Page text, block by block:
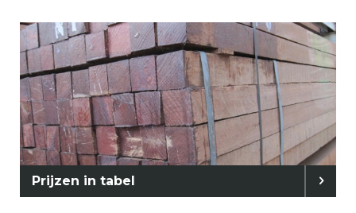
Prijzen in tabel